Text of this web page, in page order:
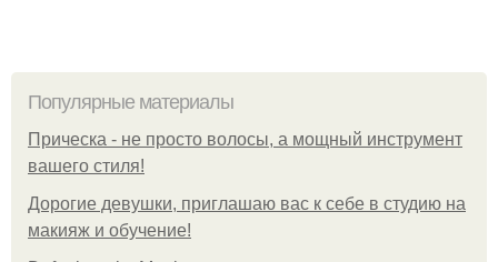
Популярные материалы
Прическа - не просто волосы, а мощный инструмент
вашего стиля!
Дорогие девушки, приглашаю вас к себе в студию на
макияж и обучение!